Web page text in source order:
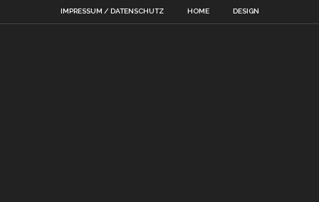
IMPRESSUM / DATENSCHUTZ HOME DESIGN